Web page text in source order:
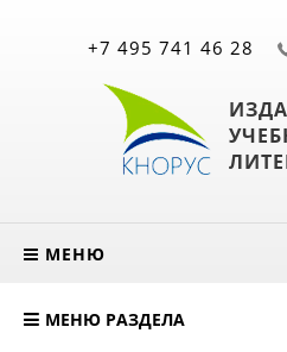
+7 495 741 46 28
МЕНЮ
МЕНЮ РАЗДЕЛА